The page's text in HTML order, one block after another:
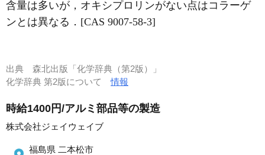
含量は多いが，オキシプロリンがない点はコラーゲ
ンとは異なる．[CAS 9007-58-3]
出典 森北出版「化学辞典（第2版）」
化学辞典 第2版について情報
時給1400円/アルミ部品等の製造
株式会社ジェイウェイブ
福島県 二本松市